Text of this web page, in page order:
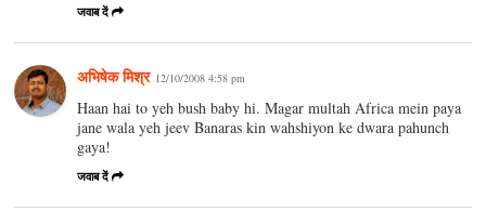
जवाब दें
अभिषेक मिश्र 12/10/2008 4:58 pm
Haan hai to yeh bush baby hi. Magar multah Africa mein paya
jane wala yeh jeev Banaras kin wahshiyon ke dwara pahunch
gaya!
जवाब दें